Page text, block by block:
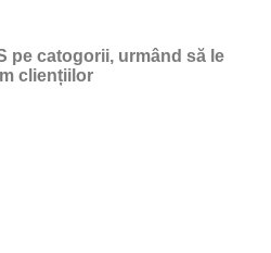
pe catogorii, urmând să le
cliențiilor